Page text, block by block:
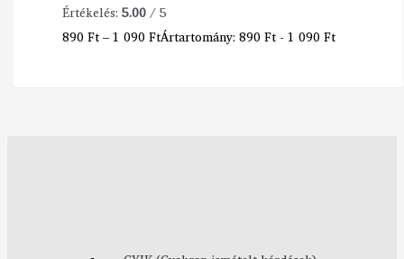
Értékelés:5.00/ 5
890Ft–1 090FtÁrtartomány: 890 Ft - 1 090 Ft